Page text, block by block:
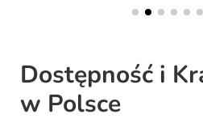
Dostępność i
w Polsce